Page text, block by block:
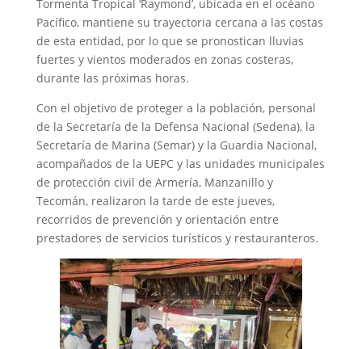
Tormenta Tropical ‘Raymond’, ubicada en el océano
Pacífico, mantiene su trayectoria cercana a las costas
de esta entidad, por lo que se pronostican lluvias
fuertes y vientos moderados en zonas costeras,
durante las próximas horas.
Con el objetivo de proteger a la población, personal
de la Secretaría de la Defensa Nacional (Sedena), la
Secretaría de Marina (Semar) y la Guardia Nacional,
acompañados de la UEPC y las unidades municipales
de protección civil de Armería, Manzanillo y
Tecomán, realizaron la tarde de este jueves,
recorridos de prevención y orientación entre
prestadores de servicios turísticos y restauranteros.